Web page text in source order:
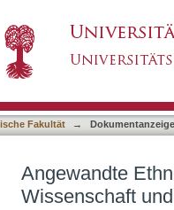
Fakultät → Dokumentanzeige
Angewandte
Wissenschaft